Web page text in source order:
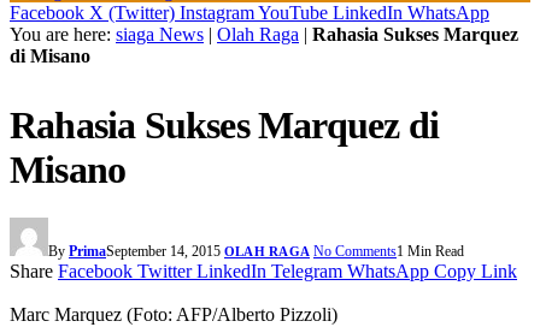
Facebook X (Twitter) InstagramYouTube LinkedIn WhatsApp
You are here: siaga News | Olah Raga | Rahasia Sukses Marquez
di Misano
Rahasia Sukses Marquez di
Misano
By PrimaSeptember 14, 2015 OLAH RAGA No Comments1 Min Read
Share Facebook Twitter LinkedIn Telegram WhatsApp Copy Link
Marc Marquez (Foto: AFP/Alberto Pizzoli)